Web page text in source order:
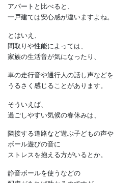
新築を決意する方がいます。
アパートと比べると、
一戸建ては安心感が違いますよね。
間取りや性能によっては、
車の走行音や通行人の話し声などを
そういえば、
過ごしやすい気候の春休みは、
隣接する道路など遊ぶ子どもの声や